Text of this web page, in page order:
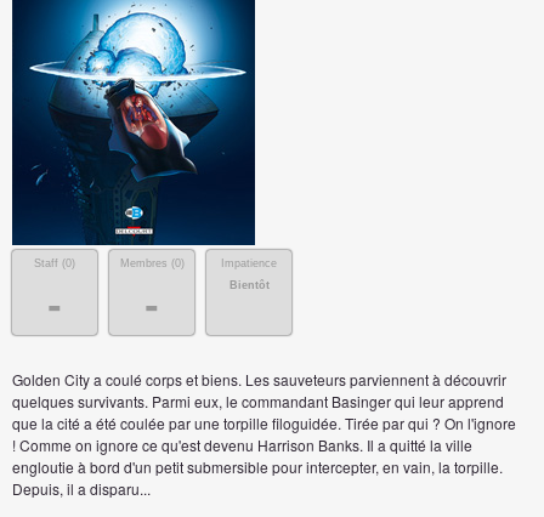
Staff (0)
-
Membres (0)
-
Impatience
Bientôt
Golden City a coulé corps et biens. Les sauveteurs parviennent à découvrir
quelques survivants. Parmi eux, le commandant Basinger qui leur apprend
que la cité a été coulée par une torpille filoguidée. Tirée par qui ? On l'ignore
! Comme on ignore ce qu'est devenu Harrison Banks. Il a quitté la ville
engloutie à bord d'un petit submersible pour intercepter, en vain, la torpille.
Depuis, il a disparu...